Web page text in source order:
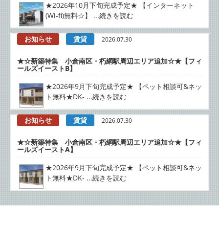
★2026年10月下旬完成予定★ 【インターネット
(Wi-fi)無料☆】 ...続きを読む
お知らせ 賃貸 2026.07.30
★☆新築特集 小倉南区・朽網駅周辺エリア追加☆★【フィ
ールズイーストB】
★2026年9月下旬完成予定★ 【ペット相談可&ネッ
ト無料★DK- ...続きを読む
お知らせ 賃貸 2026.07.30
★☆新築特集 小倉南区・朽網駅周辺エリア追加☆★【フィ
ールズイーストA】
★2026年9月下旬完成予定★ 【ペット相談可&ネッ
ト無料★DK- ...続きを読む